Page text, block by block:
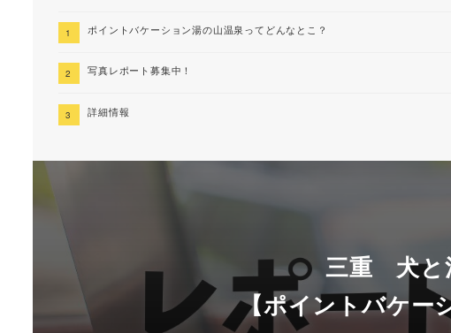
ポイントバケーション湯の山温泉ってどんなとこ？
写真レポート募集中！
詳細情報
三重 犬と
【ポイントバケー